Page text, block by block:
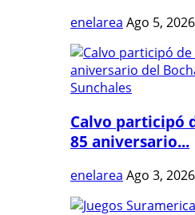
enelarea Ago 5, 2026
Calvo participó
85 aniversario...
enelarea Ago 3, 2026